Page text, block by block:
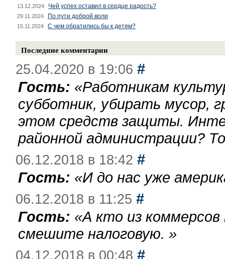
13.12.2024 Чей успех оставил в сердце радость?
29.11.2024 По пути доброй воли
15.11.2024 С чем обратились бы к детям?
Последние комментарии
25.04.2020 в 19:06 #
Гость: «Работникам
субботник, убирать мусор,
этом средств защиты.
районной администрации?
06.12.2018 в 18:42 #
Гость: «И до нас уже
06.12.2018 в 11:25 #
Гость: «А кто из
смешите налоговую. »
04.12.2018 в 00:48 #